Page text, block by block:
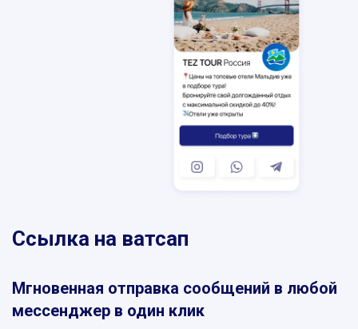
SKYPE
MESSENGER
TELEGRAM
WHATSAPP
Ссылка на ватсап
Мгновенная отправка сообщений в любой
мессенджер в один клик